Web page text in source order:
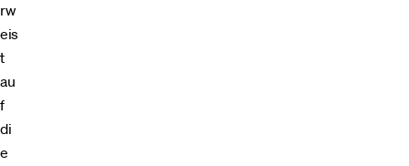
rw
eis
t
au
f
di
e